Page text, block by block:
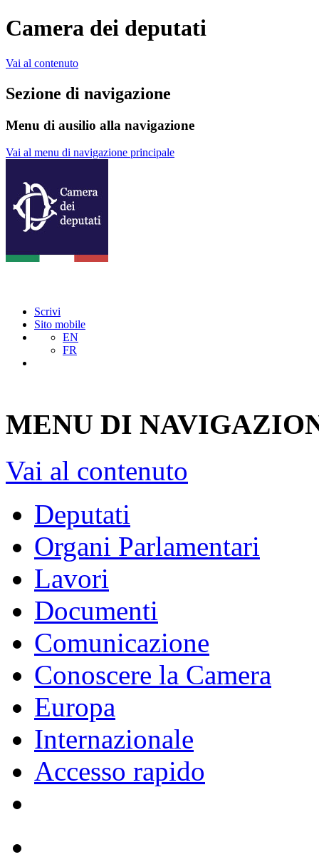
Camera dei deputati
Vai al contenuto
Sezione di navigazione
Menu di ausilio alla navigazione
Vai al menu di navigazione principale
Scrivi
Sito mobile
EN
FR
MENU DI
Vai al contenuto
Deputati
Organi Parlamentari
Lavori
Documenti
Comunicazione
Conoscere la Camera
Europa
Internazionale
Accesso rapido